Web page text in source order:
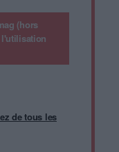
(hors
l'utilisation
de tous les